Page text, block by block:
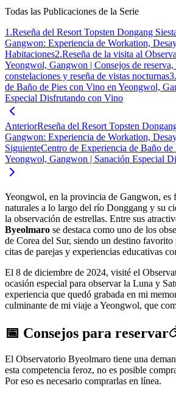
Todas las Publicaciones de la Serie
1 .Reseña del Resort Topsten Dongang
Gangwon: Experiencia de Workation,
Habitaciones2.Reseña de la visita al
Yeongwol, Gangwon | Consejos de reserva,
constelaciones y reseña de vistas nocturnas3.
de Baño de Pies con Vino en Yeongwol,
Especial Disfrutando con Vino
AnteriorReseña del Resort Topsten
Gangwon: Experiencia de Workation,
SiguienteCentro de Experiencia de Baño de
Yeongwol, Gangwon | Sanación Especial
Yeongwol, en la provincia de Gangwon, es
naturales a lo largo del río Donggang y su
la observación de estrellas. Entre sus
Byeolmaro se destaca como uno de los
de Corea del Sur, siendo un destino favorito
citas de parejas y experiencias educativas
El 8 de diciembre de 2024, visité el
ocasión especial para observar la Luna y
experiencia que quedó grabada en mi
culminante de mi viaje a Yeongwol, que
📅 Consejos para reservar
El Observatorio Byeolmaro tiene una
esta competencia feroz, no es posible
Por eso es necesario comprarlas en línea.